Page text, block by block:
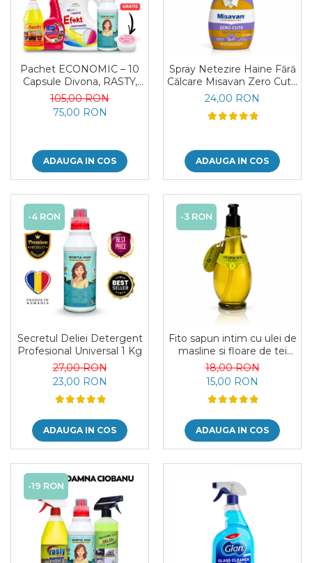
Pachet ECONOMIC – 10
Capsule Divona, RASTY,
ACEPRIN, Efekt, Secretul
Deliei + Sare Inalbire
GRATIS
105,00 RON
75,00 RON
ADAUGA IN COS
Spray Netezire Haine Fără
Călcare Misavan Zero Cute
Zero Parfum 500 ml
24,00 RON
ADAUGA IN COS
-4 RON
Secretul Deliei Detergent
Profesional Universal 1 Kg
27,00 RON
23,00 RON
ADAUGA IN COS
-3 RON
Fito sapun intim cu ulei de
masline si floare de tei
Viva Oliva 400 ml
18,00 RON
15,00 RON
ADAUGA IN COS
-19 RON